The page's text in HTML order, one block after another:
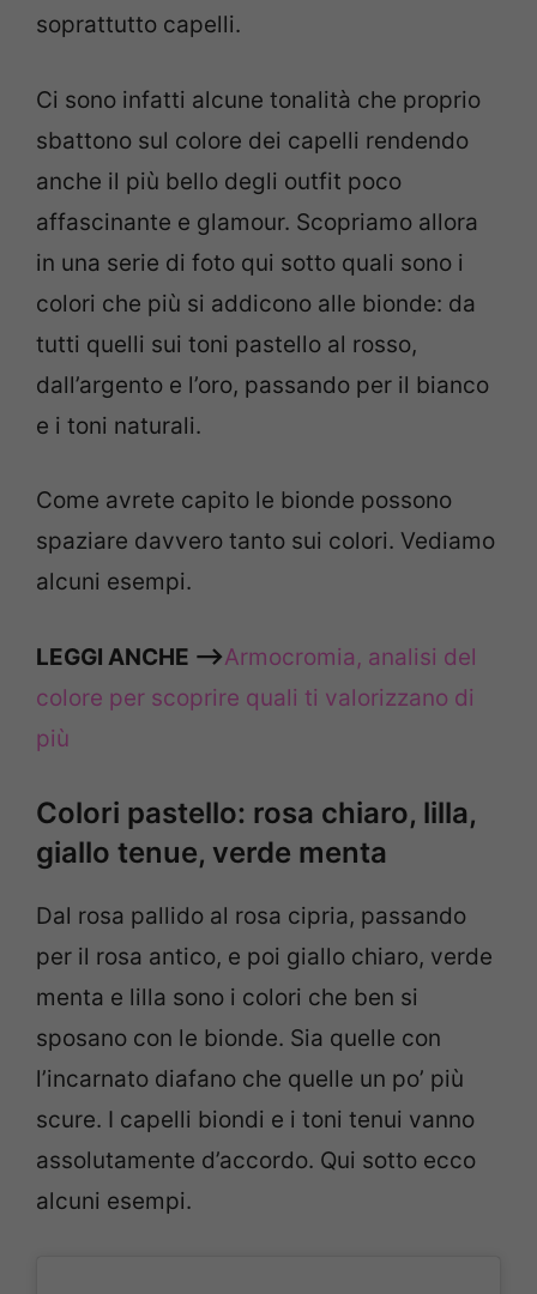
soprattutto capelli.
Ci sono infatti alcune tonalità che proprio
sbattono sul colore dei capelli rendendo
anche il più bello degli outfit poco
affascinante e glamour. Scopriamo allora
in una serie di foto qui sotto quali sono i
colori che più si addicono alle bionde: da
tutti quelli sui toni pastello al rosso,
dall’argento e l’oro, passando per il bianco
e i toni naturali.
Come avrete capito le bionde possono
spaziare davvero tanto sui colori. Vediamo
alcuni esempi.
LEGGI ANCHE –>Armocromia, analisi del
colore per scoprire quali ti valorizzano di
più
Colori pastello: rosa chiaro, lilla,
giallo tenue, verde menta
Dal rosa pallido al rosa cipria, passando
per il rosa antico, e poi giallo chiaro, verde
menta e lilla sono i colori che ben si
sposano con le bionde. Sia quelle con
l’incarnato diafano che quelle un po’ più
scure. I capelli biondi e i toni tenui vanno
assolutamente d’accordo. Qui sotto ecco
alcuni esempi.